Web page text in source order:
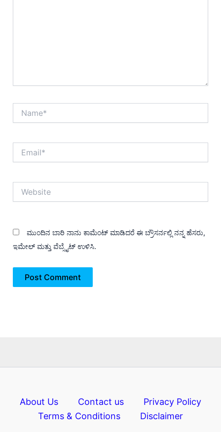
ಮುಂದಿನ ಬಾರಿ ನಾನು ಕಾಮೆಂಟ್ ಮಾಡಿದರೆ ಈ ಬ್ರೌಸರ್ನಲ್ಲಿ ನನ್ನ ಹೆಸರು,
ಇಮೇಲ್ ಮತ್ತು ವೆಬ್ಸೈಟ್ ಉಳಿಸಿ.
About Us Contact us
Privacy Policy
Terms & Conditions
Disclaimer